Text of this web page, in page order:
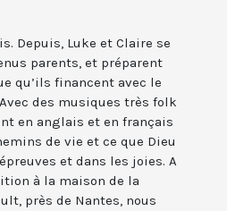
Depuis, Luke et Claire se
parents, et préparent
qu’ils financent avec le
des musiques très folk
en anglais et en français
de vie et ce que Dieu
et dans les joies. A
à la maison de la
près de Nantes, nous